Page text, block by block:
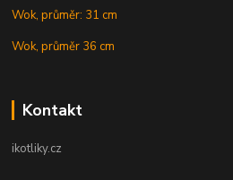
Wok, průměr: 31 cm
Wok, průměr 36 cm
Kontakt
ikotliky.cz